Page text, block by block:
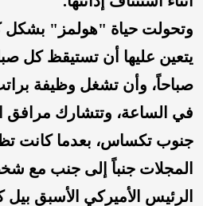
وتحولت حياة "هولمز" بشكل
في الساعة، وتتشارك
جنوب تكساس، بعدما كانت
المجلات جنباً إلى جنب مع
الرئيس الأميركي الأسبق بيل